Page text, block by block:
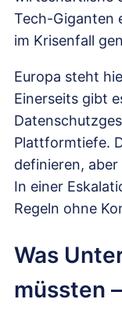
Tech-Giganten
im Krisenfall
Europa steht
Einerseits gibt
Plattformtiefe.
definieren,
In einer
Regeln ohne
Was
müssten